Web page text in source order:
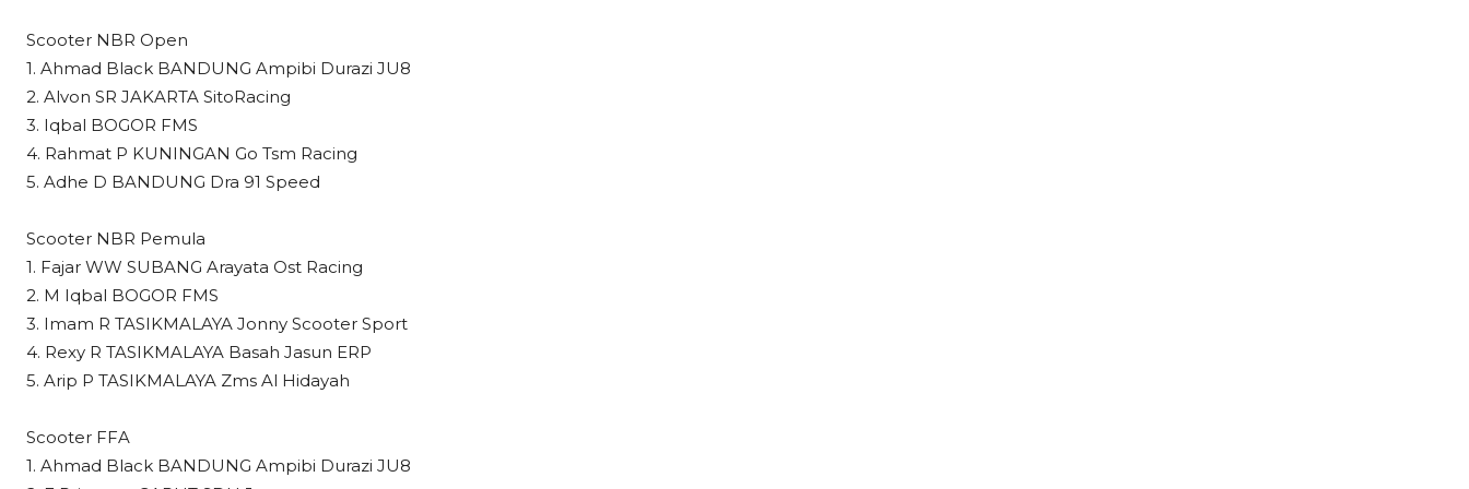
Scooter NBR Open
1. Ahmad Black BANDUNG Ampibi Durazi JU8
2. Alvon SR JAKARTA SitoRacing
3. Iqbal BOGOR FMS
4. Rahmat P KUNINGAN Go Tsm Racing
5. Adhe D BANDUNG Dra 91 Speed
Scooter NBR Pemula
1. Fajar WW SUBANG Arayata Ost Racing
2. M Iqbal BOGOR FMS
3. Imam R TASIKMALAYA Jonny Scooter Sport
4. Rexy R TASIKMALAYA Basah Jasun ERP
5. Arip P TASIKMALAYA Zms Al Hidayah
Scooter FFA
1. Ahmad Black BANDUNG Ampibi Durazi JU8